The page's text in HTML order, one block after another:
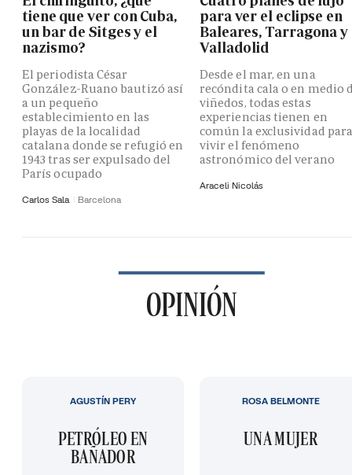
tiene que ver con Cuba,
un bar de Sitges y el
nazismo?
El periodista César
González-Ruano bautizó así
a un pequeño
establecimiento en las
playas de la localidad
catalana donde se refugió en
1943 tras ser expulsado del
París ocupado
Carlos Sala Barcelona
para ver el eclipse en
Baleares, Tarragona y
Valladolid
Desde el mar, en una
recóndita cala o en medio
viñedos, todas estas
experiencias tienen en
común la exclusividad
vivir el fenómeno
astronómico del verano
Araceli Nicolás
OPINIÓN
PETRÓLEO EN
BAÑADOR
AGUSTÍN PERY
UNA MUJER
ROSA BELMONTE